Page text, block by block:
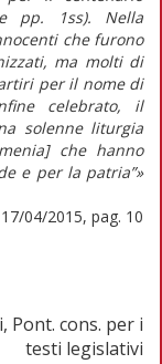
pp. 1ss). Nella
che furono
ma molti di
per il nome di
celebrato, il
solenne liturgia
che hanno
e per la patria”»
04/2015, pag. 10
Pont. cons. per i
testi legislativi